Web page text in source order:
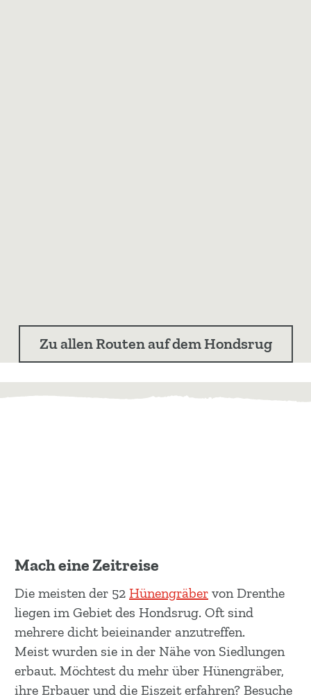
Zu allen Routen auf dem Hondsrug
Mach eine Zeitreise
Die meisten der 52 Hünengräber von Drenthe
liegen im Gebiet des Hondsrug. Oft sind
mehrere dicht beieinander anzutreffen.
Meist wurden sie in der Nähe von Siedlungen
erbaut. Möchtest du mehr über Hünengräber,
ihre Erbauer und die Eiszeit erfahren? Besuche